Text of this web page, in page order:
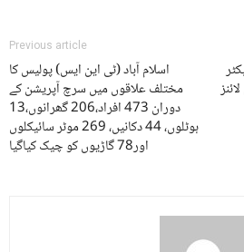
Previous article
اسلام آباد (ٹی این ایس) پولیس کا
مختلف علاقوں میں سرچ آپریشن کے
دوران 473 افراد،206 گھرانوں،13
ہوٹلوں، 44 دکانیں، 269 موٹر سائیکلوں
اور78 گاڑیوں کو چیک کیاگیا